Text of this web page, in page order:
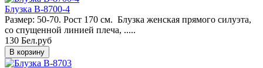
Блузка B-8700-4
Размер: 50-70. Рост 170 см. Блузка женская прямого силуэта,
со спущенной линией плеча, .....
130 Бел.руб